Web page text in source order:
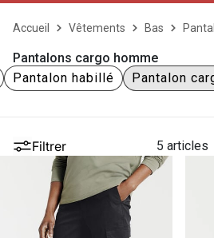
Accueil Vêtements Bas
Pantalons cargo homme
Pantalon habillé
Pantalon
Filtrer 5 articles